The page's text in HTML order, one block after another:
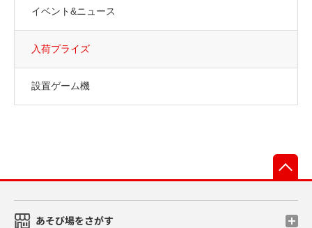
イベント&ニュース
入荷プライズ
設置ゲーム機
あそび場をさがす